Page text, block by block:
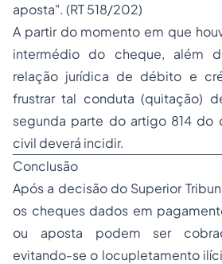
aposta". (RT 518/202)
A partir do momento em que
intermédio do cheque, além
relação jurídica de débito e
frustrar tal conduta (quitação)
segunda parte do artigo 814 do
civil deverá incidir.
Conclusão
Após a decisão do Superior
os cheques dados em
ou aposta podem ser
evitando-se o locupletamento